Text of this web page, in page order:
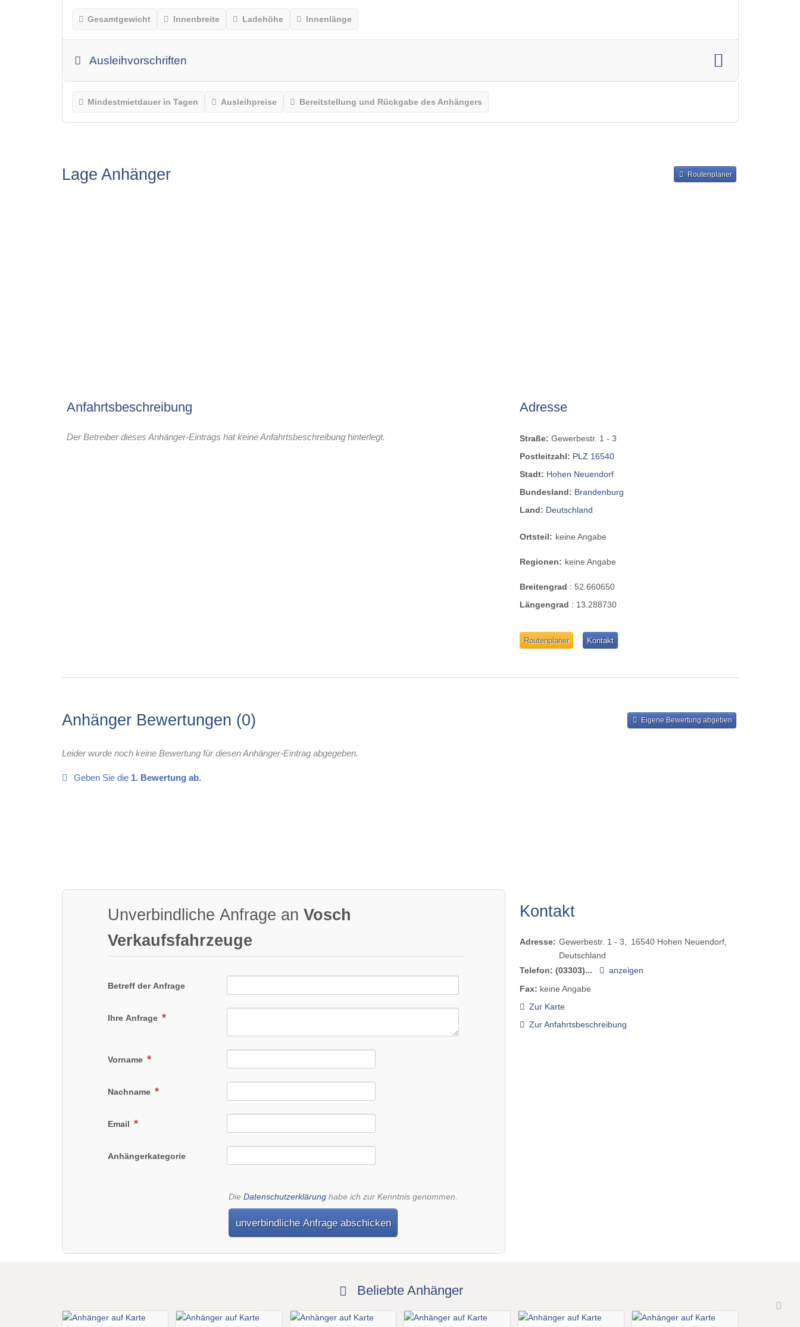
Gesamtgewicht Innenbreite Ladehöhe Innenlänge
Ausleihvorschriften
Mindestmietdauer in Tagen Ausleihpreise Bereitstellung und Rückgabe des Anhängers
Lage Anhänger Routenplaner
Anfahrtsbeschreibung
Der Betreiber dieses Anhänger-Eintrags hat keine Anfahrtsbeschreibung hinterlegt.
Adresse
Straße:Gewerbestr. 1 - 3
Postleitzahl: PLZ 16540
Stadt: Hohen Neuendorf
Bundesland: Brandenburg
Land: Deutschland
Ortsteil: keine Angabe
Regionen: keine Angabe
Breitengrad :52.660650
Längengrad : 13.288730
Routenplaner Kontakt
Anhänger Bewertungen 0 Eigene Bewertung abgeben
Leider wurde noch keine Bewertung für diesen Anhänger-Eintrag abgegeben.
Geben Sie die 1. Bewertung ab.
Unverbindliche Anfrage anVosch
Verkaufsfahrzeuge
Betreff der Anfrage
Ihre Anfrage
Vorname
Nachname
Email
Anhängerkategorie
DieDatenschutzerklärung habe ich zur Kenntnis genommen.
unverbindliche Anfrage abschicken
Kontakt
Adresse: Gewerbestr. 1 - 3 16540 Hohen Neuendorf
Deutschland
Telefon: (03303)...
anzeigen
Fax: keine Angabe
Zur Karte
Zur Anfahrtsbeschreibung
Beliebte Anhänger